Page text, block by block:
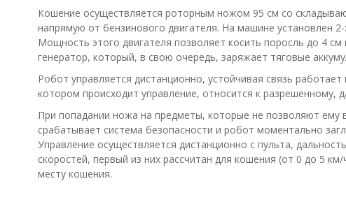
Кошение осуществляется роторным ножом 95 см со
напрямую от бензинового двигателя. На машине установлен
Мощность этого двигателя позволяет косить поросль до 4
генератор, который, в свою очередь, заряжает тяговые
Робот управляется дистанционно, устойчивая связь
котором происходит управление, относится к разрешенному,
При попадании ножа на предметы, которые не позволяют ему
срабатывает система безопасности и робот моментально
Управление осуществляется дистанционно с пульта,
скоростей, первый из них рассчитан для кошения (от 0 до 5
месту кошения.